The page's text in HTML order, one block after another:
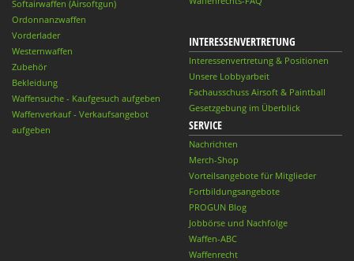
Softairwaffen (Airsoftgun)
Ordonnanzwaffen
Vorderlader
Westernwaffen
Zubehör
Bekleidung
Waffensuche - Kaufgesuch aufgeben
Waffenverkauf - Verkaufsangebot
aufgeben
INTERESSENVERTRETUNG
Interessenvertretung & Positionen
Unsere Lobbyarbeit
Fachausschuss Airsoft & Paintball
Gesetzgebung im Überblick
SERVICE
Nachrichten
Merch-Shop
Vorteilsangebote für Mitglieder
Fortbildungsangebote
PROGUN Blog
Jobbörse und Nachfolge
Waffen-ABC
Waffenrecht